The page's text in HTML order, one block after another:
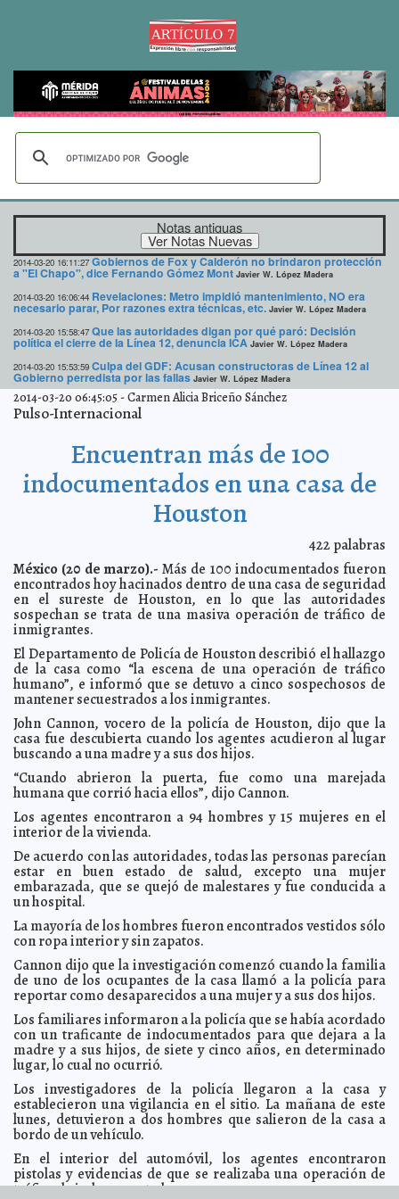
Notas antiguas
2014-03-20 16:11:27 Gobiernos de Fox y Calderón no brindaron protección
a "El Chapo", dice Fernando Gómez Mont Javier W. López Madera
2014-03-20 16:06:44 Revelaciones: Metro impidió mantenimiento, NO era
necesario parar, Por razones extra técnicas, etc. Javier W. López Madera
2014-03-20 15:58:47 Que las autoridades digan por qué paró: Decisión
política el cierre de la Línea 12, denuncia ICA Javier W. López Madera
2014-03-20 15:53:59 Culpa del GDF: Acusan constructoras de Línea 12 al
Gobierno perredista por las fallas Javier W. López Madera
2014-03-20 15:47:21 Gendarmería Nacional arrancará en julio: Con enfoque
civilista, afirma Monte Alejandro Rubido
la CIA, Mossad y MI6 Javier W. López Madera
2014-03-20 15:40:58 Por unanimidad: Comisión de Seguridad del Senado
aprueba ratificación de Rubido como nuevo titular de la CNS Javier W.
López Madera
Podría cancelarse comparecencia de Horcasitas: NO
Preguntas y respuestas sobre el SIDA y VIH Carmen Alicia
Briceño Sánchez
2014-03-20 13:47:25 Erradicada la transmisión de rabia a seres humanos
Claudia Sofía Gómez Infante
2014-03-20 13:42:42 México saca 8.4 en felicidad Carmen Alicia Briceño Sánchez
2014-03-20 13:41:09 Escuchar música ayuda a sentirnos mejor
Eduardo Ignacio
Ramos Pérez
2014-03-20 13:38:03 Publica su suicidio en Instagram Claudia Sofía Gómez Infante
2014-03-20 13:34:50 Mata a su esposa y a su bebé: Tragedia en Guanajuato
Claudia Sofía Gómez Infante
2014-03-20 13:31:20 Obama afirma: EE.UU no intervendrá en la anexión de
Crimea Claudia Sofía Gómez Infante
2014-03-20 13:27:45 Los Templarios podrían hacer ritos con carne humana
Claudia Sofía Gómez Infante
2014-03-20 13:20:43 Amanda Seyfried "ama" las escenas de sexo
Claudia Sofía
Gómez Infante
Federico Döring Javier W. López Madera
2014-03-20 10:39:30 Destitución de Horcasitas busca dar garantías a partes
involucradas en la investigación Javier W. López Madera
diputados Javier W. López Madera
2014-03-20 10:34:02 Llaman a comparecer a Enrique Horcasitas: Hoy a las 5
de la tarde Javier W. López Madera
2014-03-20 10:29:58 Consorcio se atrasó en reparar la Línea 12: Sistema de
Transporte Colectivo Metro Javier W. López Madera
2014-03-20 10:27:34 Aseguran todos los archivos físicos, electrónicos y
digitales de la Dirección del "Proyecto Metro" Javier W. López Madera
2014-03-20 10:24:49 Sistema de Transporte Colectivo lanza licitación:
Modernizarán estación de la Línea 2
2014-03-20 10:22:00 "Cortaron" la primera cabeza a una semana de la
polémica y las críticas por el cierre de la Línea 12 Javier W. López Madera
2014-03-20 10:10:28 Anomalías en tramo elevado de la Línea 12 Javier W. López
Madera
2014-03-20 10:04:40 Cayó el primero por fallas en Línea 12: Destituyó Miguel
Mancera a Enrique Horcasitas Javier W. López Madera
2014-03-20 06:45:05-Carmen Alicia Briceño Sánchez
Pulso-Internacional
Encuentran más de 100
indocumentados en una casa de
Houston
422 palabras
México (20 de marzo).- Más de 100 indocumentados fueron
encontrados hoy hacinados dentro de una casa de seguridad
en el sureste de Houston, en lo que las autoridades
sospechan se trata de una masiva operación de tráfico de
inmigrantes.
El Departamento de Policía de Houston describió el hallazgo
de la casa como “la escena de una operación de tráfico
humano”, e informó que se detuvo a cinco sospechosos de
mantener secuestrados a los inmigrantes.
John Cannon, vocero de la policía de Houston, dijo que la
casa fue descubierta cuando los agentes acudieron al lugar
buscando a una madre y a sus dos hijos.
“Cuando abrieron la puerta, fue como una marejada
humana que corrió hacia ellos”, dijo Cannon.
Los agentes encontraron a 94 hombres y 15 mujeres en el
interior de la vivienda.
De acuerdo con las autoridades, todas las personas parecían
estar en buen estado de salud, excepto una mujer
embarazada, que se quejó de malestares y fue conducida a
un hospital.
La mayoría de los hombres fueron encontrados vestidos sólo
con ropa interior y sin zapatos.
Cannon dijo que la investigación comenzó cuando la familia
de uno de los ocupantes de la casa llamó a la policía para
reportar como desaparecidos a una mujer y a sus dos hijos.
Los familiares informaron a la policía que se había acordado
con un traficante de indocumentados para que dejara a la
madre y a sus hijos, de siete y cinco años, en determinado
lugar, lo cual no ocurrió.
Los investigadores de la policía llegaron a la casa y
establecieron una vigilancia en el sitio. La mañana de este
lunes, detuvieron a dos hombres que salieron de la casa a
bordo de un vehículo.
En el interior del automóvil, los agentes encontraron
pistolas y evidencias de que se realizaba una operación de
tráfico de indocumentados.